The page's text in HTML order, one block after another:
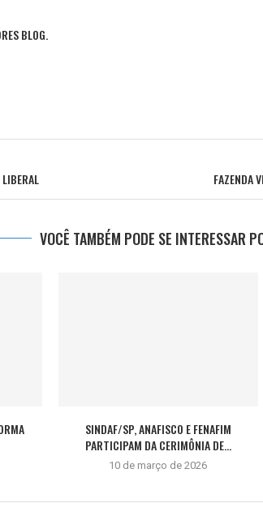
BLOG.
FAZENDA
VOCÊ TAMBÉM PODE SE INTERESSAR
SINDAF/SP, ANAFISCO E FENAFIM
PARTICIPAM DA CERIMÔNIA DE...
10 de março de 2026